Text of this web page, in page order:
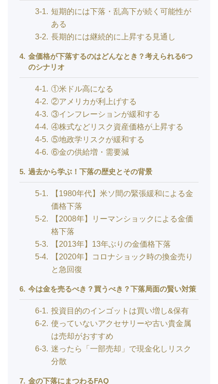
3-1
短期的には下落・乱高下が続く可能性が
ある
3-2
長期的には継続的に上昇する見通し
4 金価格が下落するのはどんなとき？考えられる6つ
のシナリオ
4-1
①米ドル高になる
4-2
②アメリカが利上げする
4-3 ③インフレーションが緩和する
4-4 ④株式などリスク資産価格が上昇する
4-5 ⑤地政学リスクが緩和する
4-6 ⑥金の供給増・需要減
5 過去から学ぶ！下落の歴史とその背景
5-1
【1980年代】米ソ間の緊張緩和による金
価格下落
5-2
【2008年】リーマンショックによる金価
格下落
5-3
【2013年】13年ぶりの金価格下落
5-4
【2020年】コロナショック時の換金売り
と急回復
6 今は金を売るべき？買うべき？下落局面の賢い対策
6-1
投資目的のインゴットは買い増し&保有
6-2
使っていないアクセサリーや古い貴金属
は売却がおすすめ
6-3 迷ったら「一部売却」で現金化しリスク
分散
7 金の下落にまつわるFAQ